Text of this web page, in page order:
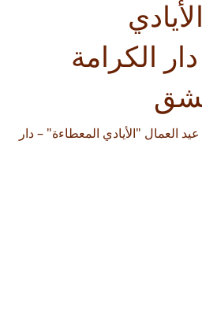
الكرامة
العمال "الأيادي المعطاءة" – دار